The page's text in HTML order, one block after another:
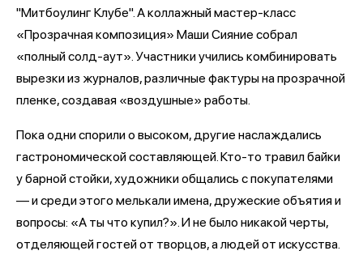
"Митбоулинг Клубе". А коллажный мастер-класс
«Прозрачная композиция» Маши Сияние собрал
«полный солд-аут». Участники учились комбинировать
вырезки из журналов, различные фактуры на прозрачной
пленке, создавая «воздушные» работы.
Пока одни спорили о высоком, другие наслаждались
гастрономической составляющей. Кто-то травил байки
у барной стойки, художники общались с покупателями
— и среди этого мелькали имена, дружеские объятия и
вопросы: «А ты что купил?». И не было никакой черты,
отделяющей гостей от творцов, а людей от искусства.